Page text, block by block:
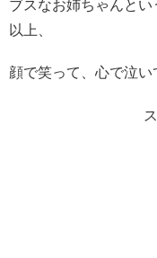
ブスなお姉ちゃんと
以上、
顔で笑って、心で泣い